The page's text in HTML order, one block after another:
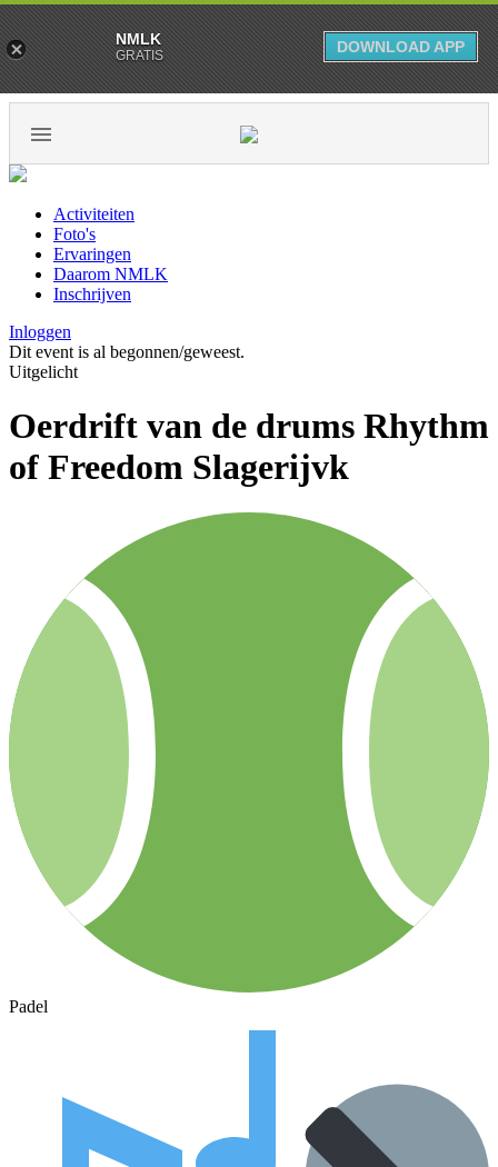
Activiteiten
Foto's
Ervaringen
Daarom NMLK
Inschrijven
Inloggen
Dit event is al begonnen/geweest.
Uitgelicht
Oerdrift van de drums Rhythm
of Freedom Slagerijvk
Padel
NMLK
GRATIS DOWNLOAD APP